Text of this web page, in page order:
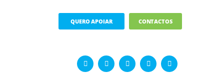
QUERO APOIAR CONTACTOS